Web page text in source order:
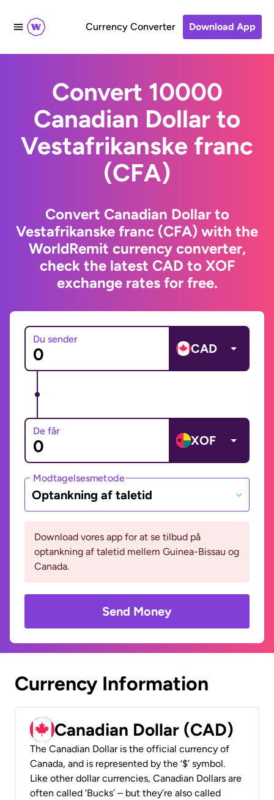
Currency Converter Download App
Convert 10000
Canadian Dollar to
Vestafrikanske franc
(CFA)
Convert Canadian Dollar to
Vestafrikanske franc (CFA) with the
WorldRemit currency converter,
check the latest CAD to XOF
exchange rates for free.
Du sender
CAD
De får
XOF
Modtagelsesmetode
Optankning af taletid
Download vores app for at se tilbud på
optankning af taletid mellem Guinea-Bissau og
Canada.
Send Money
Currency Information
Canadian Dollar (CAD)
The Canadian Dollar is the official currency of
Canada, and is represented by the ‘$’ symbol.
Like other dollar currencies, Canadian Dollars are
often called ‘Bucks’ – but they’re also called